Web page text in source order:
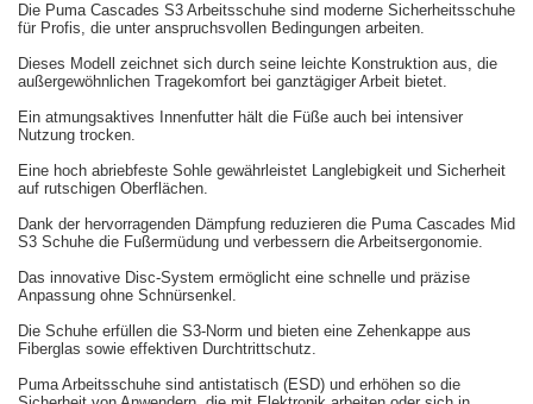
Die Puma Cascades S3 Arbeitsschuhe sind moderne Sicherheitsschuhe
für Profis, die unter anspruchsvollen Bedingungen arbeiten.
Dieses Modell zeichnet sich durch seine leichte Konstruktion aus, die
außergewöhnlichen Tragekomfort bei ganztägiger Arbeit bietet.
Ein atmungsaktives Innenfutter hält die Füße auch bei intensiver
Nutzung trocken.
Eine hoch abriebfeste Sohle gewährleistet Langlebigkeit und Sicherheit
auf rutschigen Oberflächen.
Dank der hervorragenden Dämpfung reduzieren die Puma Cascades Mid
S3 Schuhe die Fußermüdung und verbessern die Arbeitsergonomie.
Das innovative Disc-System ermöglicht eine schnelle und präzise
Anpassung ohne Schnürsenkel.
Die Schuhe erfüllen die S3-Norm und bieten eine Zehenkappe aus
Fiberglas sowie effektiven Durchtrittschutz.
Puma Arbeitsschuhe sind antistatisch (ESD) und erhöhen so die